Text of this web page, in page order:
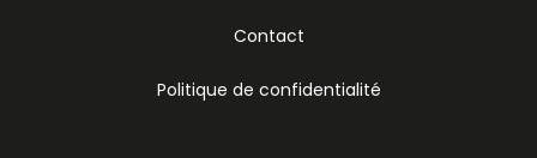
Contact
Politique de confidentialité